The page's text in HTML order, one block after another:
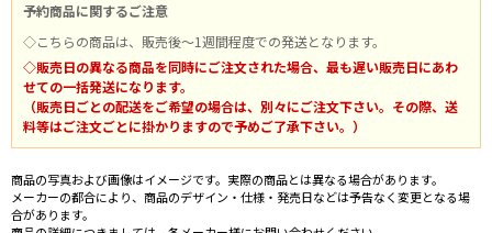
予約商品に関するご注意
◇こちらの商品は、販売後～1週間程度での発送となります。
◇販売日の異なる商品を同時にご注文された場合、最も遅い販売日にあわ
せての一括発送になります。
（販売日ごとの配送をご希望の場合は、別々にご注文下さい。その際、送
料等はご注文ごとに掛かりますので予めご了承下さい。）
商品の写真および画像はイメージです。実際の商品とは異なる場合があります。
メーカーの都合により、商品のデザイン・仕様・発売日などは予告なく変更となる場
合があります。